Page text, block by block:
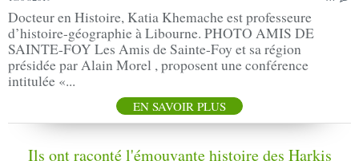
Docteur en Histoire, Katia Khemache est professeure
d’histoire-géographie à Libourne. PHOTO AMIS DE
SAINTE-FOY Les Amis de Sainte-Foy et sa région
présidée par Alain Morel , proposent une conférence
intitulée «...
EN SAVOIR PLUS
Ils ont raconté l'émouvante histoire des Harkis